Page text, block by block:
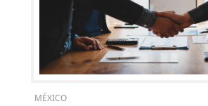
MÉXICO